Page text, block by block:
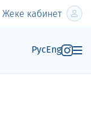
Жеке кабинет
РусEng